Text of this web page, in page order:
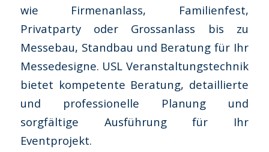
wie Firmenanlass, Familienfest,
Privatparty oder Grossanlass bis zu
Messebau, Standbau und Beratung für Ihr
Messedesigne. USL Veranstaltungstechnik
bietet kompetente Beratung, detaillierte
und professionelle Planung und
sorgfältige Ausführung für Ihr
Eventprojekt.